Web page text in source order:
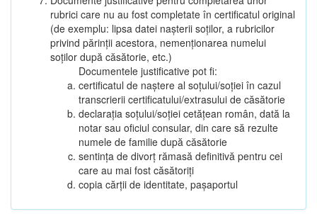
rubrici care nu au fost completate în certificatul original
(de exemplu: lipsa datei nașterii soților, a rubricilor
privind părinții acestora, nemenționarea numelui
soților după căsătorie, etc.)
Documentele justificative pot fi:
certificatul de naștere al soțului/soției în cazul
transcrierii certificatului/extrasului de căsătorie
declarația soțului/soției cetățean român, dată la
notar sau oficiul consular, din care să rezulte
numele de familie după căsătorie
sentința de divorț rămasă definitivă pentru cei
care au mai fost căsătoriți
copia cărții de identitate, pașaportul